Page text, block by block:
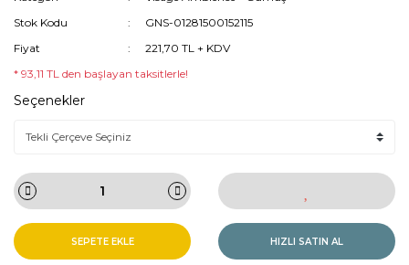
Stok Kodu
GNS-01281500152115
Fiyat
221,70 TL + KDV
* 93,11 TL den başlayan taksitlerle!
Seçenekler
SEPETE EKLE HIZLI SATIN AL